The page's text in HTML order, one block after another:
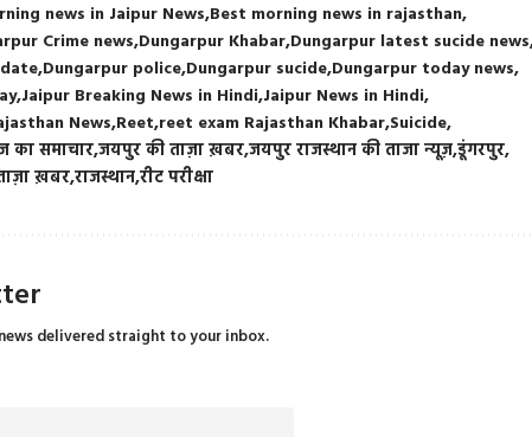
news in Jaipur News Best morning news in rajasthan
Crime news Dungarpur Khabar Dungarpur latest sucide news
Dungarpur police Dungarpur sucide Dungarpur today news
Jaipur Breaking News in Hindi Jaipur News in Hindi
News Reet reet exam Rajasthan Khabar Suicide
का समाचारजयपुर की ताज़ा ख़बरजयपुर राजस्थान की ताजा न्यूज़डूंगरपुर
ख़बरराजस्थानरीट परीक्षा
delivered straight to your inbox.